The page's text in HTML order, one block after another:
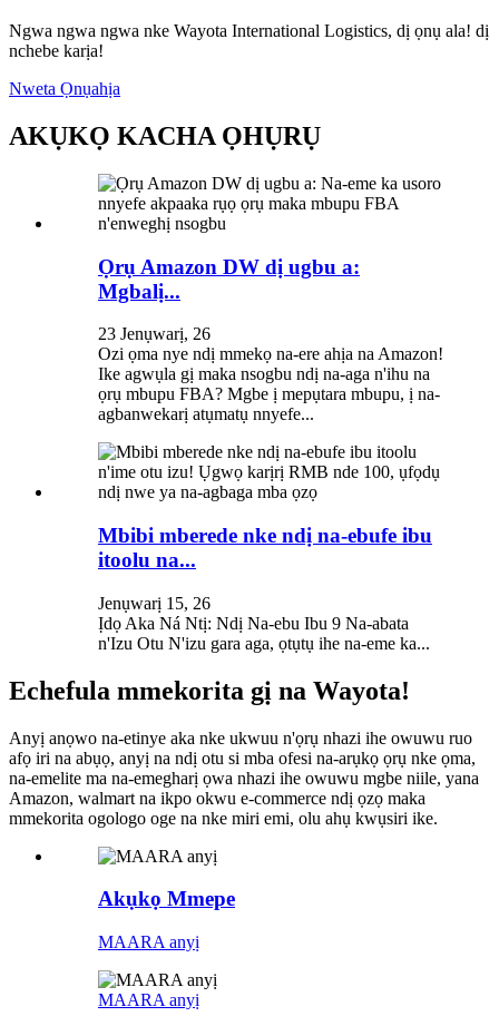
Ngwa ngwa ngwa nke Wayota International Logistics, dị ọnụ ala! dị
nchebe karịa!
Nweta Ọnụahịa
AKỤKỌ KACHA ỌHỤRỤ
Ọrụ Amazon DW dị ugbu a:
Mgbalị...
23 Jenụwarị, 26
Ozi ọma nye ndị mmekọ na-ere ahịa na Amazon!
Ike agwụla gị maka nsogbu ndị na-aga n'ihu na
ọrụ mbupu FBA? Mgbe ị mepụtara mbupu, ị na-
agbanwekarị atụmatụ nnyefe...
Mbibi mberede nke ndị na-ebufe ibu
itoolu na...
Jenụwarị 15, 26
Ịdọ Aka Ná Ntị: Ndị Na-ebu Ibu 9 Na-abata
n'Izu Otu N'izu gara aga, ọtụtụ ihe na-eme ka...
Echefula mmekorita gị na Wayota!
Anyị anọwo na-etinye aka nke ukwuu n'ọrụ nhazi ihe owuwu ruo
afọ iri na abụọ, anyị na ndị otu si mba ofesi na-arụkọ ọrụ nke ọma,
na-emelite ma na-emegharị ọwa nhazi ihe owuwu mgbe niile, yana
Amazon, walmart na ikpo okwu e-commerce ndị ọzọ maka
mmekorita ogologo oge na nke miri emi, olu ahụ kwụsiri ike.
Akụkọ Mmepe
MAARA anyị
MAARA anyị